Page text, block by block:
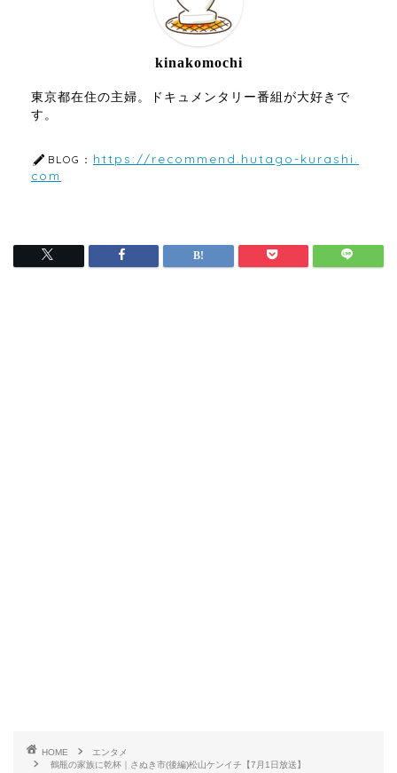
kinakomochi
東京都在住の主婦。ドキュメンタリー番組が大好きで
す。
BLOG： https://recommend.hutago-kurashi.
com
HOME
エンタメ
鶴瓶の家族に乾杯｜さぬき市(後編)松山ケンイチ【7月1日放送】